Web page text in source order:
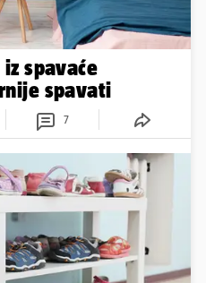
spavaće
spavati
7